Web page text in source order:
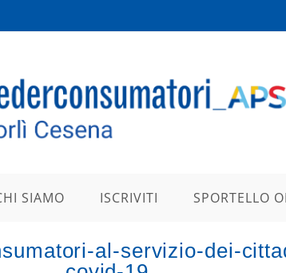
SIAMO ISCRIVITI SPORTELLO
al-servizio-dei-